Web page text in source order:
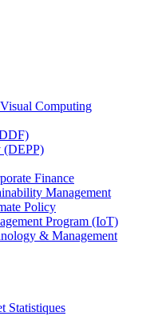
Computing
(DEPP)
Finance
Management
Policy
Program (IoT)
& Management
Statistiques